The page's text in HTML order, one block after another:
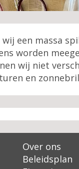
een massa
worden
wij niet
en
Over ons
Beleidsplan